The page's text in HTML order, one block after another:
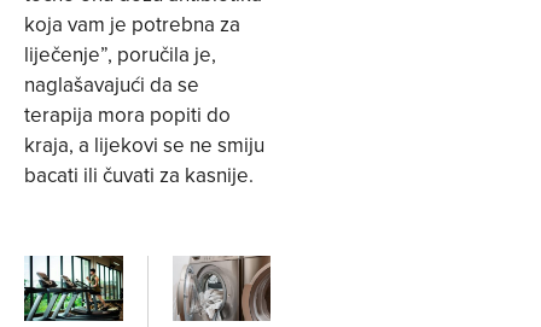
koja vam je potrebna za
liječenje”, poručila je,
naglašavajući da se
terapija mora popiti do
kraja, a lijekovi se ne smiju
bacati ili čuvati za kasnije.